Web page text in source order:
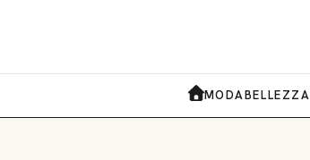
MODABELLEZZA